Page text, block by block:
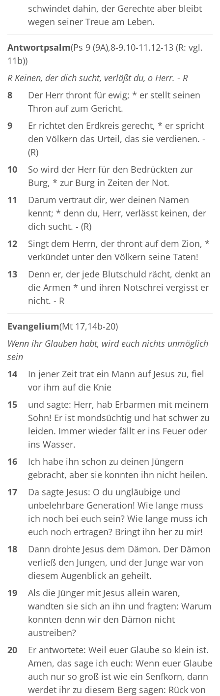
schwindet dahin, der Gerechte aber bleibt
wegen seiner Treue am Leben.
Antwortpsalm(Ps 9 (9A),8-9.10-11.12-13 (R: vgl.
11b))
R Keinen, der dich sucht, verläßt du, o Herr. - R
8
Der Herr thront für ewig; * er stellt seinen
Thron auf zum Gericht.
9
Er richtet den Erdkreis gerecht, * er spricht
den Völkern das Urteil, das sie verdienen. -
(R)
10
So wird der Herr für den Bedrückten zur
Burg, * zur Burg in Zeiten der Not.
11
Darum vertraut dir, wer deinen Namen
kennt; * denn du, Herr, verlässt keinen, der
dich sucht. - (R)
12
Singt dem Herrn, der thront auf dem Zion, *
verkündet unter den Völkern seine Taten!
13
Denn er, der jede Blutschuld rächt, denkt an
die Armen * und ihren Notschrei vergisst er
nicht. - R
Evangelium(Mt 17,14b-20)
Wenn ihr Glauben habt, wird euch nichts unmöglich
sein
14
In jener Zeit trat ein Mann auf Jesus zu, fiel
vor ihm auf die Knie
15
und sagte: Herr, hab Erbarmen mit meinem
Sohn! Er ist mondsüchtig und hat schwer zu
leiden. Immer wieder fällt er ins Feuer oder
ins Wasser.
16
Ich habe ihn schon zu deinen Jüngern
gebracht, aber sie konnten ihn nicht heilen.
17
Da sagte Jesus: O du ungläubige und
unbelehrbare Generation! Wie lange muss
ich noch bei euch sein? Wie lange muss ich
euch noch ertragen? Bringt ihn her zu mir!
18
Dann drohte Jesus dem Dämon. Der Dämon
verließ den Jungen, und der Junge war von
diesem Augenblick an geheilt.
19
Als die Jünger mit Jesus allein waren,
wandten sie sich an ihn und fragten: Warum
konnten denn wir den Dämon nicht
austreiben?
20
Er antwortete: Weil euer Glaube so klein ist.
Amen, das sage ich euch: Wenn euer Glaube
auch nur so groß ist wie ein Senfkorn, dann
werdet ihr zu diesem Berg sagen: Rück von